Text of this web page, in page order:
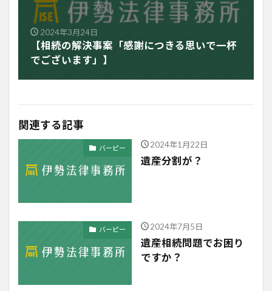
2024年3月24日
【相続の解決事案「感謝につきる思いで一杯
でございます」】
関連する記事
バーピー 2024年1月22日
遺産分割が？
バーピー 2024年7月5日
遺産相続問題でお困り
ですか？